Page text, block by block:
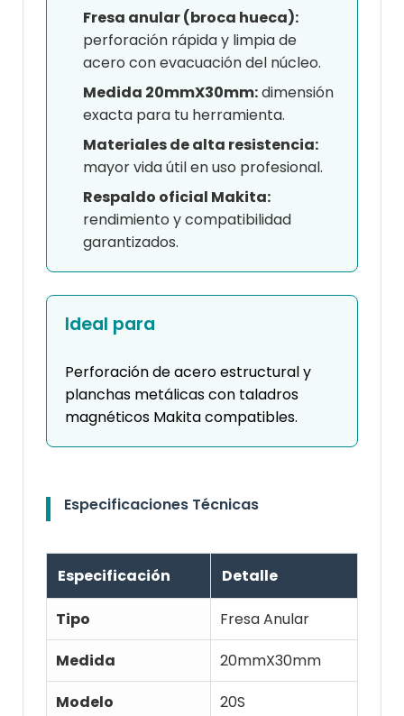
Fresa anular (broca hueca):
perforación rápida y limpia de
acero con evacuación del núcleo.
Medida 20mmX30mm:dimensión
exacta para tu herramienta.
Materiales de alta resistencia:
mayor vida útil en uso profesional.
Respaldo oficial Makita:
rendimiento y compatibilidad
garantizados.
Ideal para
Perforación de acero estructural y
planchas metálicas con taladros
magnéticos Makita compatibles.
Especificaciones Técnicas
Especificación Detalle
Tipo
Fresa Anular
Medida
20mmX30mm
Modelo
20S